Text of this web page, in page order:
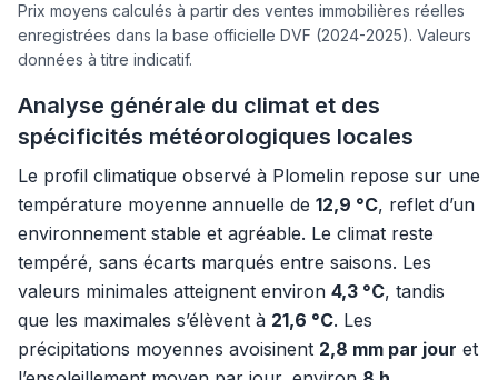
Prix moyens calculés à partir des ventes immobilières réelles
enregistrées dans la base officielle DVF (2024-2025). Valeurs
données à titre indicatif.
Analyse générale du climat et des
spécificités météorologiques locales
Le profil climatique observé à Plomelin repose sur une
température moyenne annuelle de 12,9 °C, reflet d’un
environnement stable et agréable. Le climat reste
tempéré, sans écarts marqués entre saisons. Les
valeurs minimales atteignent environ 4,3 °C, tandis
que les maximales s’élèvent à 21,6 °C. Les
précipitations moyennes avoisinent 2,8 mm par jour et